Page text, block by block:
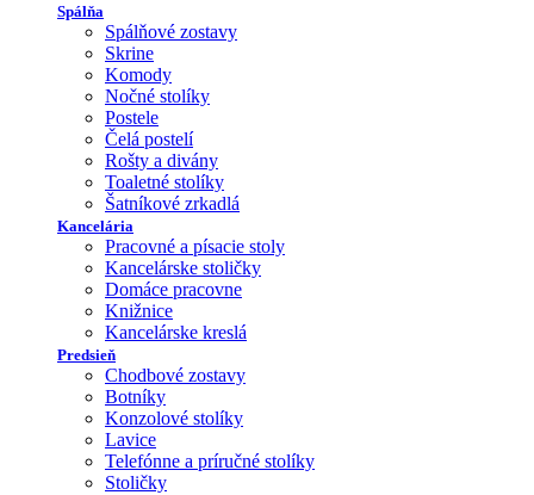
Spálňa
Spálňové zostavy
Skrine
Komody
Nočné stolíky
Postele
Čelá postelí
Rošty a divány
Toaletné stolíky
Šatníkové zrkadlá
Kancelária
Pracovné a písacie stoly
Kancelárske stoličky
Domáce pracovne
Knižnice
Kancelárske kreslá
Predsieň
Chodbové zostavy
Botníky
Konzolové stolíky
Lavice
Telefónne a príručné stolíky
Stoličky